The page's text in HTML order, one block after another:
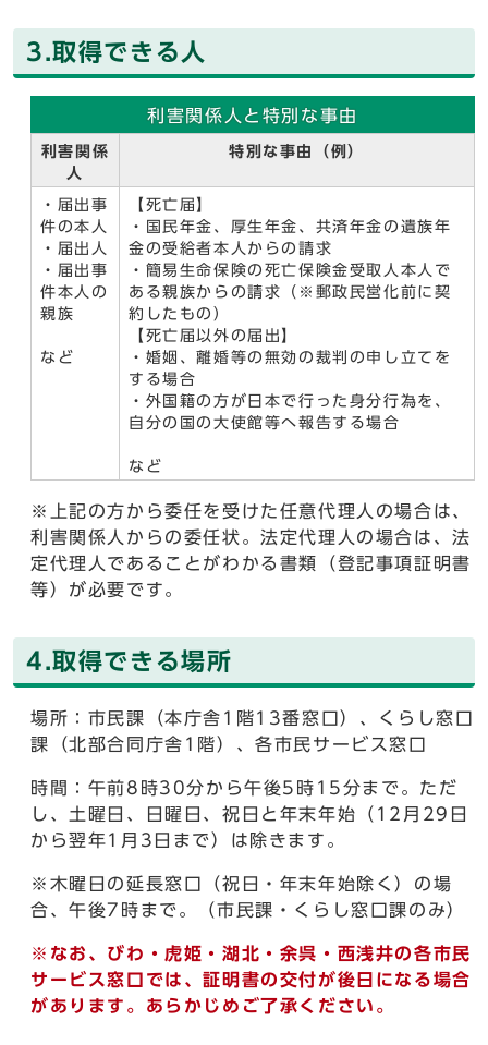
3.取得できる人
利害関係人と特別な事由
利害関係
人
特別な事由（例）
・届出事
件の本人
・届出人
・届出事
件本人の
親族
など
【死亡届】
・国民年金、厚生年金、共済年金の遺族年
金の受給者本人からの請求
・簡易生命保険の死亡保険金受取人本人で
ある親族からの請求（※郵政民営化前に契
約したもの）
【死亡届以外の届出】
・婚姻、離婚等の無効の裁判の申し立てを
する場合
・外国籍の方が日本で行った身分行為を、
自分の国の大使館等へ報告する場合
など
※上記の方から委任を受けた任意代理人の場合は、
利害関係人からの委任状。法定代理人の場合は、法
定代理人であることがわかる書類（登記事項証明書
等）が必要です。
4.取得できる場所
場所：市民課（本庁舎1階13番窓口）、くらし窓口
課（北部合同庁舎1階）、各市民サービス窓口
時間：午前8時30分から午後5時15分まで。ただ
し、土曜日、日曜日、祝日と年末年始（12月29日
から翌年1月3日まで）は除きます。
※木曜日の延長窓口（祝日・年末年始除く）の場
合、午後7時まで。（市民課・くらし窓口課のみ）
※なお、びわ・虎姫・湖北・余呉・西浅井の各市民
サービス窓口では、証明書の交付が後日になる場合
があります。あらかじめご了承ください。